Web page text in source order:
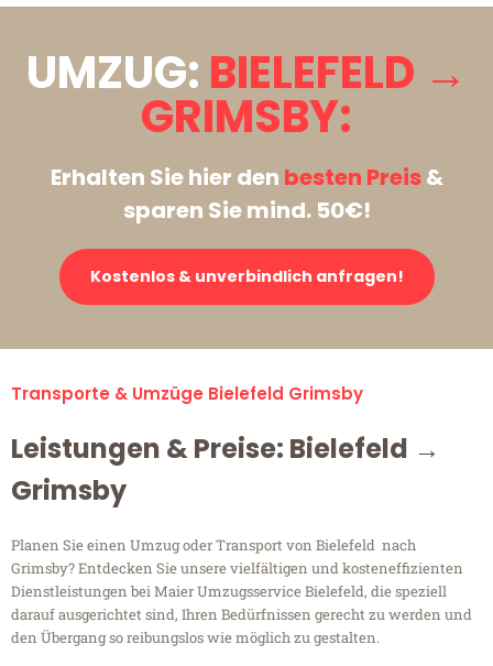
UMZUG: BIELEFELD →
GRIMSBY:
Erhalten Sie hier den besten Preis&
sparen Sie mind. 50€!
Kostenlos & unverbindlich anfragen!
Transporte & Umzüge Bielefeld Grimsby
Leistungen & Preise: Bielefeld →
Grimsby
Planen Sie einen Umzug oder Transport von Bielefeld nach
Grimsby? Entdecken Sie unsere vielfältigen und kosteneffizienten
Dienstleistungen bei Maier Umzugsservice Bielefeld, die speziell
darauf ausgerichtet sind, Ihren Bedürfnissen gerecht zu werden und
den Übergang so reibungslos wie möglich zu gestalten.